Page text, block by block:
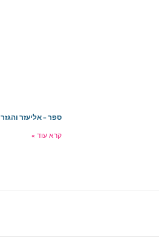
ספר – אליעזר והגזר
קרא עוד »